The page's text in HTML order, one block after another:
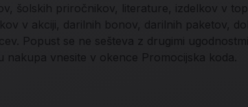
šolskih priročnikov, literature, izdelkov v
v akciji, darilnih bonov, darilnih paketov,
Popust se ne sešteva z drugimi
nakupa vnesite v okence Promocijska koda.